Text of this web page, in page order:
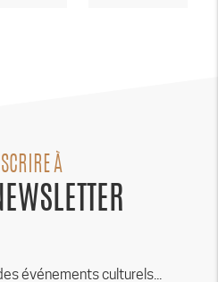
À